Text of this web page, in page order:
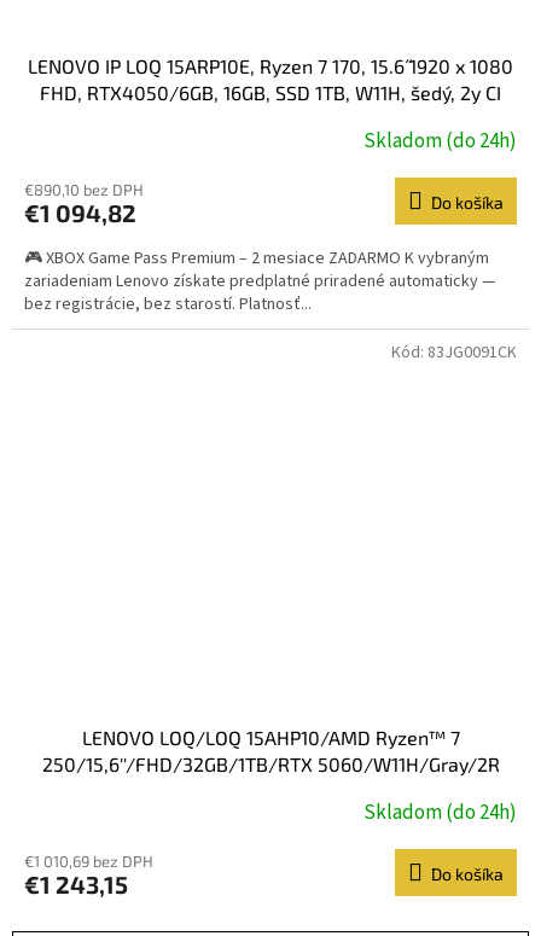
LENOVO IP LOQ 15ARP10E, Ryzen 7 170, 15.6˝ 1920 x 1080
FHD, RTX4050/6GB, 16GB, SSD 1TB, W11H, šedý, 2y CI
Skladom (do 24h)
€890,10 bez DPH
€1 094,82 Do košíka
🎮 XBOX Game Pass Premium – 2 mesiace ZADARMO K vybraným
zariadeniam Lenovo získate predplatné priradené automaticky —
bez registrácie, bez starostí. Platnosť...
LENOVO LOQ/LOQ 15AHP10/AMD Ryzen™ 7
250/15,6''/FHD/32GB/1TB/RTX 5060/W11H/Gray/2R
Skladom (do 24h)
€1 010,69 bez DPH
€1 243,15 Do košíka
Kód: 83JG0091CK